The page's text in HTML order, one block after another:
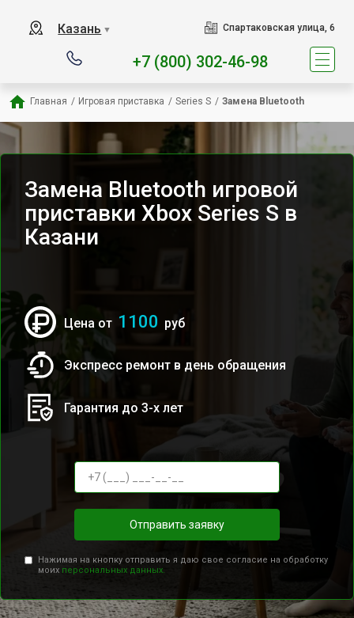
Казань ▼ Спартаковская улица, 6
+7 (800) 302-46-98
Главная / Игровая приставка / Series S / Замена Bluetooth
Замена Bluetooth игровой
приставки Xbox Series S в
Казани
Цена от 1100 руб
Экспресс ремонт в день обращения
Гарантия до 3-х лет
Отправить заявку
Нажимая на кнопку отправить я даю свое согласие на обработку
моих персональных данных.